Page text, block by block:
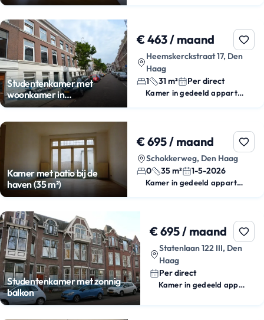
Studentenkamer met
woonkamer in
Zeeheldenkwartier
€ 463 / maand
Heemskerckstraat 17, Den
Haag
1
31 m² Per direct
Kamer in gedeeld appartement
Kamer met patio bij de
haven (35 m²)
€ 695 / maand
Schokkerweg, Den Haag
0
35 m² 1-5-2026
Kamer in gedeeld appartement
Studentenkamer met zonnig
balkon
€ 695 / maand
Statenlaan 122 III, Den
Haag
Per direct
Kamer in gedeeld appartement